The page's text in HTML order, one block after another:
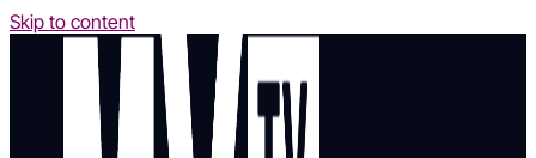
Skip to content